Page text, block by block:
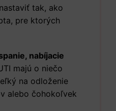
tak, ako
pre ktorých
nabíjacie
majú o niečo
na odloženie
alebo čohokoľvek